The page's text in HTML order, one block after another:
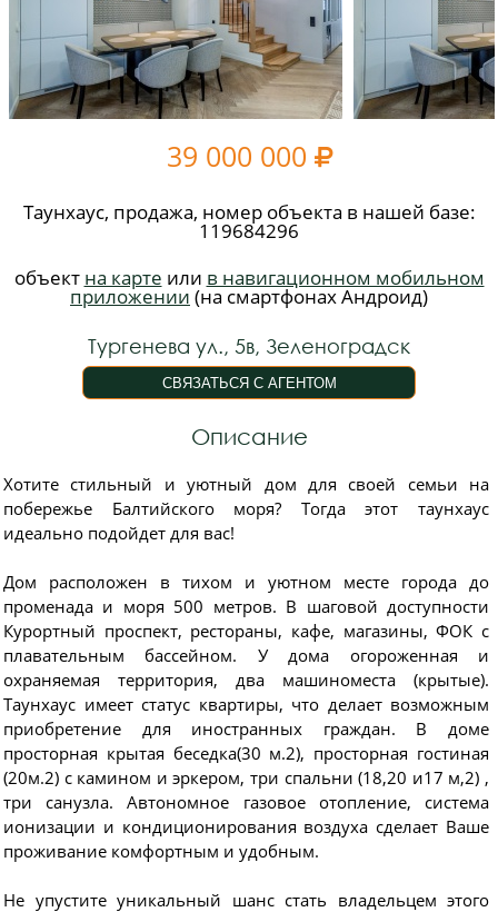
39 000 000 
Таунхаус, продажа, номер объекта в нашей базе:
119684296
объект на карте или в навигационном мобильном
приложении (на смартфонах Андроид)
Тургенева ул., 5в, Зеленоградск
Описание
Хотите стильный и уютный дом для своей семьи на
побережье Балтийского моря? Тогда этот таунхаус
идеально подойдет для вас!
Дом расположен в тихом и уютном месте города до
променада и моря 500 метров. В шаговой доступности
Курортный проспект, рестораны, кафе, магазины, ФОК с
плавательным бассейном. У дома огороженная и
охраняемая территория, два машиноместа (крытые).
Таунхаус имеет статус квартиры, что делает возможным
приобретение для иностранных граждан. В доме
просторная крытая беседка(30 м.2), просторная гостиная
(20м.2) с камином и эркером, три спальни (18,20 и17 м,2) ,
три санузла. Автономное газовое отопление, система
ионизации и кондиционирования воздуха сделает Ваше
проживание комфортным и удобным.
Не упустите уникальный шанс стать владельцем этого